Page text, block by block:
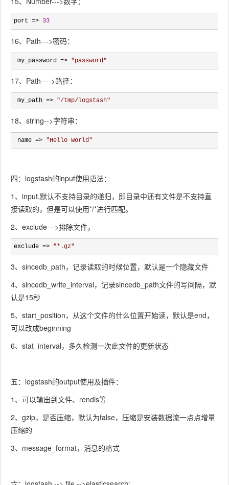
port => 33
16、Path--->密码：
my_password => "password"
17、Path---->路径：
my_path => "/tmp/logstash"
18、string-->字符串：
name => "Hello world"
四：logstash的input使用语法：
1、input,默认不支持目录的递归，即目录中还有文件是不支持直
接读取的，但是可以使用*/*进行匹配。
2、exclude--->排除文件，
exclude => "*.gz"
3、sincedb_path，记录读取的时候位置，默认是一个隐藏文件
4、sincedb_write_interval，记录sincedb_path文件的写间隔，默
认是15秒
5、start_position，从这个文件的什么位置开始读，默认是end，
可以改成beginning
6、stat_interval，多久检测一次此文件的更新状态
五：logstash的output使用及插件：
1、可以输出到文件、rendis等
2、gzip，是否压缩，默认为false，压缩是安装数据流一点点增量
压缩的
3、message_format，消息的格式